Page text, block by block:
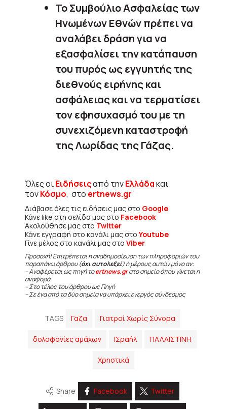
Το Συμβούλιο Ασφαλείας των
Ηνωμένων Εθνών πρέπει να
αναλάβει δράση για να
εξασφαλίσει την κατάπαυση
του πυρός ως εγγυητής της
διεθνούς ειρήνης και
ασφάλειας και να τερματίσει
τον εφησυχασμό του με τη
συνεχιζόμενη καταστροφή
της Λωρίδας της Γάζας.
Όλες οιΕιδήσειςαπό τηνΕλλάδακαι
τονΚόσμο, στο ertnews.gr
Διάβασε όλες τις ειδήσεις μας στο Google
Κάνε like στη σελίδα μας στο Facebook
Ακολούθησε μας στο Twitter
Κάνε εγγραφή στο κανάλι μας στοYoutube
Γίνε μέλος στο κανάλι μας στο Viber
Προσοχή! Επιτρέπεται η αναδημοσίευση των πληροφοριών του
παραπάνω άρθρου (όχι αυτολεξεί) ή μέρους αυτών μόνο αν:
– Αναφέρεται ως πηγή τοertnews.grστο σημείο όπου γίνεται η
αναφορά.
– Στο τέλος του άρθρου ως Πηγή
– Σε ένα από τα δύο σημεία να υπάρχει ενεργός σύνδεσμος
TAGS Γαζα Γιατροί Χωρίς Σύνορα
δολοφονίες αμάχων ΙΣραήλ ΠΑΛΑΙΣΤΙΝΗ
Χρηστικά
Share Facebook Twitter